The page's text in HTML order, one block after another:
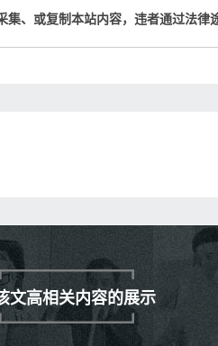
、或复制本站内容，违者通过法律
文高相关内容的展示